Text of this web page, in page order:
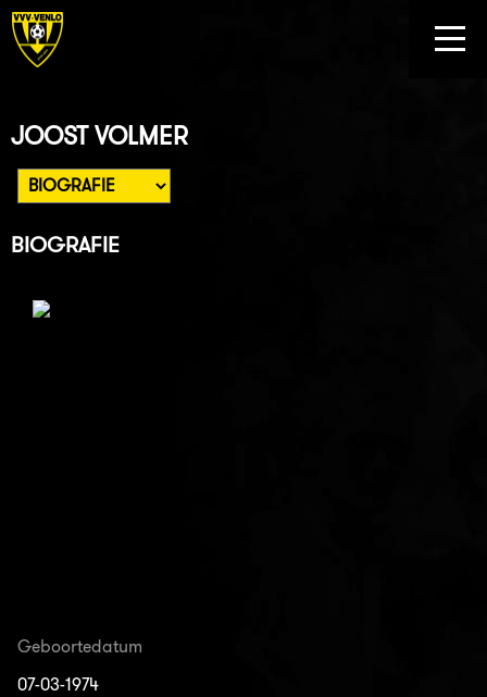
JOOST VOLMER
BIOGRAFIE
Geboortedatum
07-03-1974